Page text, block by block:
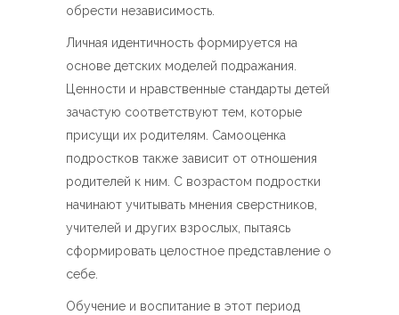
обрести независимость.
Личная идентичность формируется на
основе детских моделей подражания.
Ценности и нравственные стандарты детей
зачастую соответствуют тем, которые
присущи их родителям. Самооценка
подростков также зависит от отношения
родителей к ним. С возрастом подростки
начинают учитывать мнения сверстников,
учителей и других взрослых, пытаясь
сформировать целостное представление о
себе.
Обучение и воспитание в этот период